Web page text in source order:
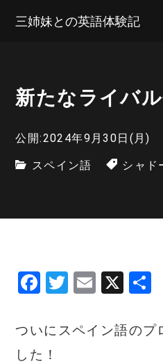
三姉妹との英語体験記
新たなライバル
公開:2024年9月30日(月)
スペイン語 シャド
F
c
e
T
it
E
ai
X
ついにスペイン語のプ
した！